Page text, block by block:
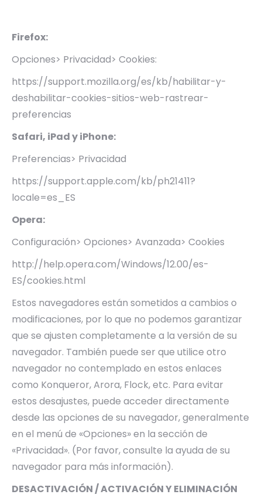
Firefox:
Opciones> Privacidad> Cookies:
https://support.mozilla.org/es/kb/habilitar-y-
deshabilitar-cookies-sitios-web-rastrear-
preferencias
Safari, iPad y iPhone:
Preferencias> Privacidad
https://support.apple.com/kb/ph21411?
locale=es_ES
Opera:
Configuración> Opciones> Avanzada> Cookies
http://help.opera.com/Windows/12.00/es-
ES/cookies.html
Estos navegadores están sometidos a cambios o
modificaciones, por lo que no podemos garantizar
que se ajusten completamente a la versión de su
navegador. También puede ser que utilice otro
navegador no contemplado en estos enlaces
como Konqueror, Arora, Flock, etc. Para evitar
estos desajustes, puede acceder directamente
desde las opciones de su navegador, generalmente
en el menú de «Opciones» en la sección de
«Privacidad». (Por favor, consulte la ayuda de su
navegador para más información).
DESACTIVACIÓN / ACTIVACIÓN Y ELIMINACIÓN